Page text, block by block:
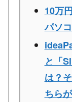
10万
パソ
と「
は？
ちら